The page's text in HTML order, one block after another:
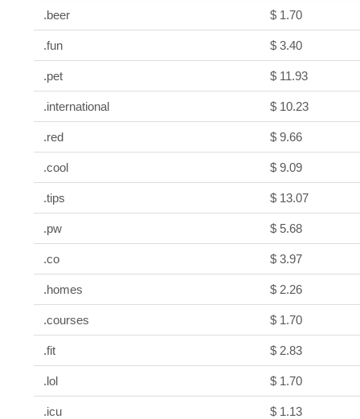
.beer $ 1.70
.fun $ 3.40
.pet $ 11.93
.international $ 10.23
.red $ 9.66
.cool $ 9.09
.tips $ 13.07
.pw $ 5.68
.co $ 3.97
.homes $ 2.26
.courses $ 1.70
.fit $ 2.83
.lol $ 1.70
.icu $ 1.13